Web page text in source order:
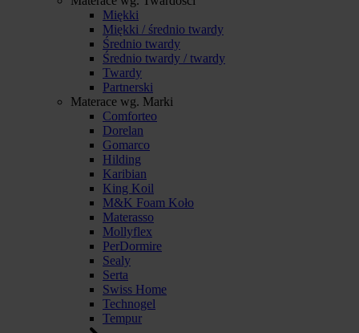
Miękki
Miękki / średnio twardy
Średnio twardy
Średnio twardy / twardy
Twardy
Partnerski
Materace wg. Marki
Comforteo
Dorelan
Gomarco
Hilding
Karibian
King Koil
M&K Foam Koło
Materasso
Mollyflex
PerDormire
Sealy
Serta
Swiss Home
Technogel
Tempur